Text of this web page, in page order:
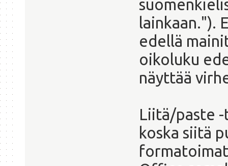
lainkaan.").
edellä
oikoluku
näyttää
Liitä/paste
koska siitä